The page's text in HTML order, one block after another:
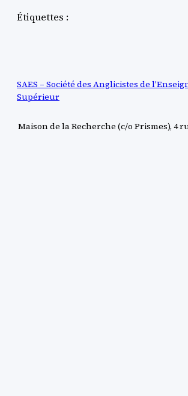
Étiquettes :
SAES – Société des Anglicistes de
Supérieur
Maison de la Recherche (c/o Prismes), 4